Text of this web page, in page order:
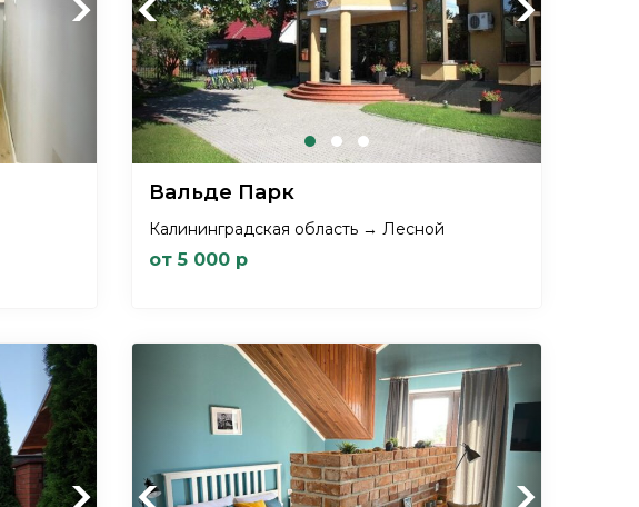
Next Previous Next
Вальде Парк
Калининградская область → Лесной
от 5 000 р
Next Previous Next